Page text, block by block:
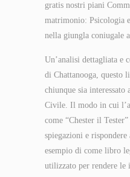
gratis nostri piani
matrimonio: Psicologia
nella giungla coniugale
Un’analisi dettagliata e
di Chattanooga, questo
chiunque sia
Civile. Il modo in cui
come “Chester il
spiegazioni e
esempio di come libro
utilizzato per rendere le